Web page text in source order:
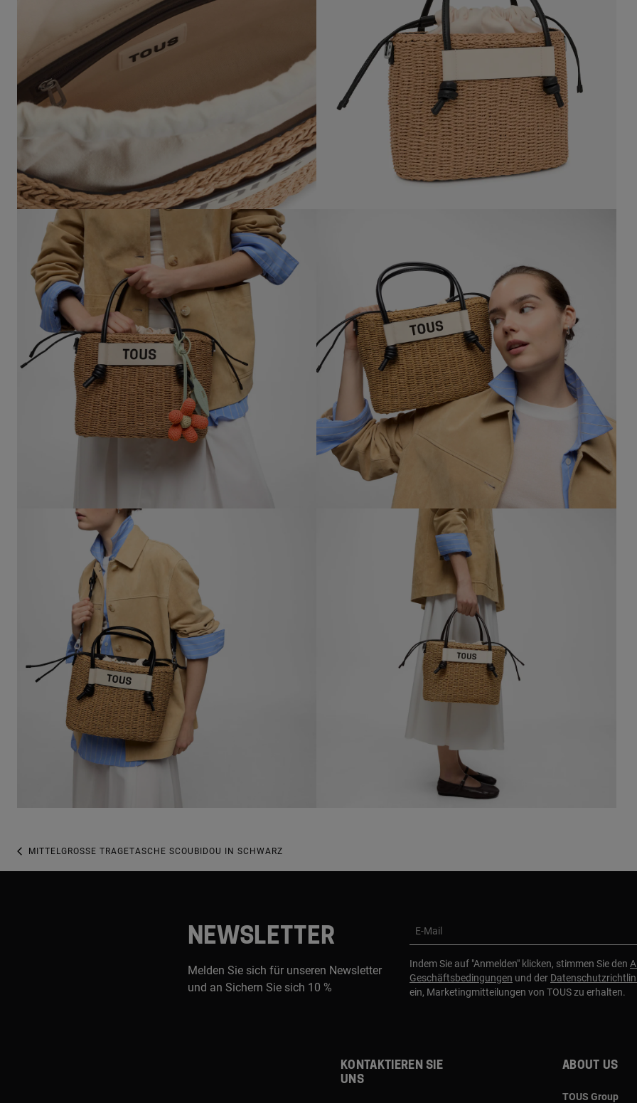
MITTELGROSSE TRAGETASCHE SCOUBIDOU IN SCHWARZ
NEWSLETTER
Melden Sie sich für unseren Newsletter
und an Sichern Sie sich 10 %
E-Mail
Indem Sie auf "Anmelden" klicken, stimmen Sie den
Geschäftsbedingungen und der
ein, Marketingmitteilungen von TOUS zu erhalten.
Kontaktieren sie
uns
About us
TOUS Group